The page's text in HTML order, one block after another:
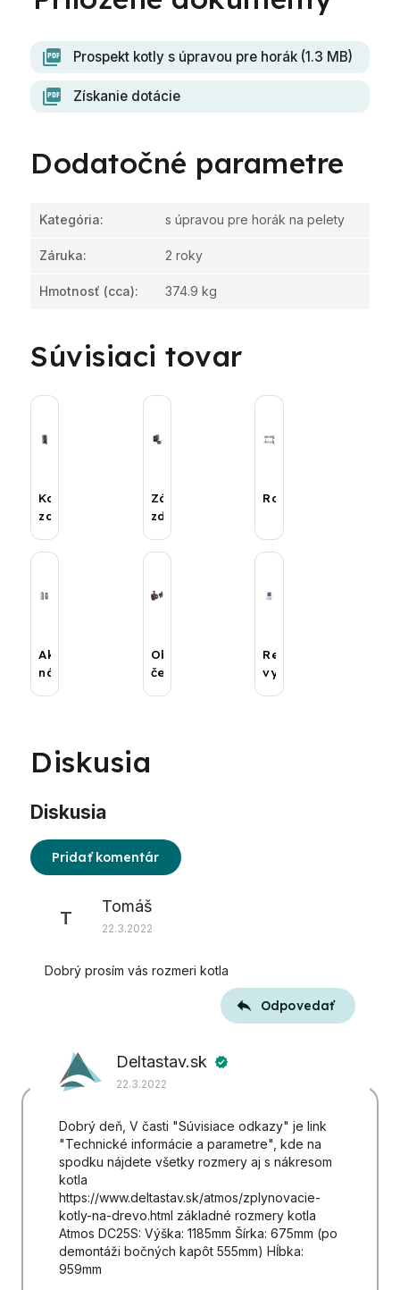
Prospekt kotly s úpravou pre horák (1.3 MB)
Získanie dotácie
Dodatočné parametre
Kategória: s úpravou pre horák na pelety
Záruka: 2 roky
Hmotnosť (cca): 374.9 kg
Súvisiaci tovar
Kotlové
zostavy
Záložné
zdroje
Rozdeľovače
Akumulačné
nádoby
Obehové
čerpadlá
Regulácia
vykurovania
Diskusia
Diskusia
Pridať komentár
Výpis
diskusií
T
Tomáš
22.3.2022
Dobrý prosím vás rozmeri kotla
Odpovedať
Deltastav.sk verified
22.3.2022
Dobrý deň, V časti "Súvisiace odkazy" je link
"Technické informácie a parametre", kde na
spodku nájdete všetky rozmery aj s nákresom
kotla
https://www.deltastav.sk/atmos/zplynovacie-
kotly-na-drevo.html základné rozmery kotla
Atmos DC25S: Výška: 1185mm Šírka: 675mm (po
demontáži bočných kapôt 555mm) Hĺbka:
959mm